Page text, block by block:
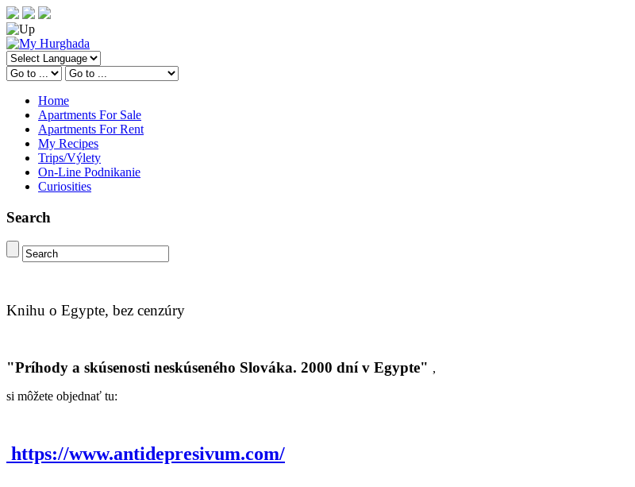
Home
Apartments For Sale
Apartments For Rent
My Recipes
Trips/Výlety
On-Line Podnikanie
Curiosities
Search
Knihu o Egypte, bez cenzúry
"Príhody a skúsenosti neskúseného Slováka. 2000 dní v Egypte" ,
si môžete objednať tu:
https://www.antidepresivum.com/